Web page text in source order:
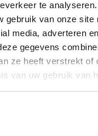
te
gebruik van onze site
media, adverteren
gegevens
ze heeft verstrekt of
van uw gebruik van